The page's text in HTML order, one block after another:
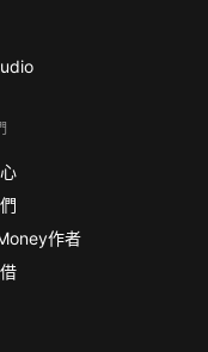
作者